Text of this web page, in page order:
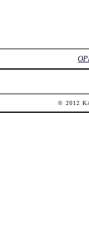
© 2012